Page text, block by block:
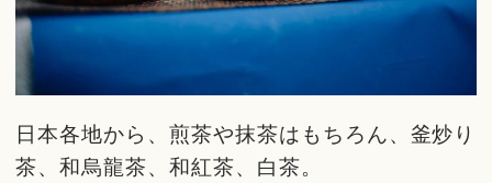
日本各地から、煎茶や抹茶はもちろん、釜炒り
茶、和烏龍茶、和紅茶、白茶。